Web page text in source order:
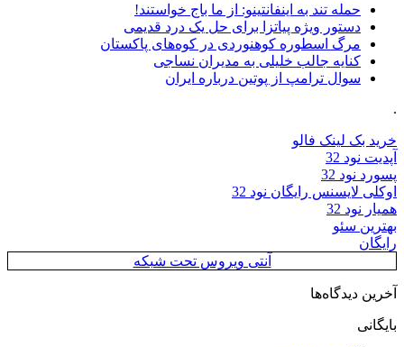
حمله تند به اینفانتینو: از ما باج خواستند!
دستور ویژه پیاتزا برای حل یک درد قدیمی
مرگ اسطوره کوهنوردی در کوه‌های پاکستان
کنایه جالب خلیلی به مدیران نساجی
سوال ترامپ از پوتین درباره ایران
.
خرید بک لینک فالو
آپدیت نود 32
پسورد نود 32
اوکلی لایسنس رایگان نود 32
همیار نود 32
بهترین سئو
رایگان
آنتی ویروس تحت شبکه
آخرین دیدگاه‌ها
بایگانی